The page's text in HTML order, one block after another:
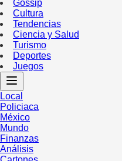
Gossip
Cultura
Tendencias
Ciencia y Salud
Turismo
Deportes
Juegos
Local
Policiaca
México
Mundo
Finanzas
Análisis